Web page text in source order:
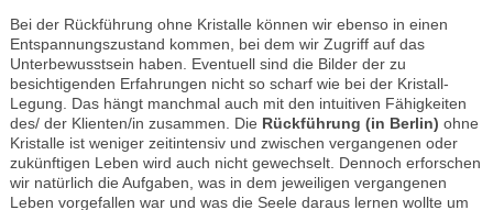
Bei der Rückführung ohne Kristalle können wir ebenso in einen
Entspannungszustand kommen, bei dem wir Zugriff auf das
Unterbewusstsein haben. Eventuell sind die Bilder der zu
besichtigenden Erfahrungen nicht so scharf wie bei der Kristall-
Legung. Das hängt manchmal auch mit den intuitiven Fähigkeiten
des/ der Klienten/in zusammen. Die Rückführung (in Berlin) ohne
Kristalle ist weniger zeitintensiv und zwischen vergangenen oder
zukünftigen Leben wird auch nicht gewechselt. Dennoch erforschen
wir natürlich die Aufgaben, was in dem jeweiligen vergangenen
Leben vorgefallen war und was die Seele daraus lernen wollte um